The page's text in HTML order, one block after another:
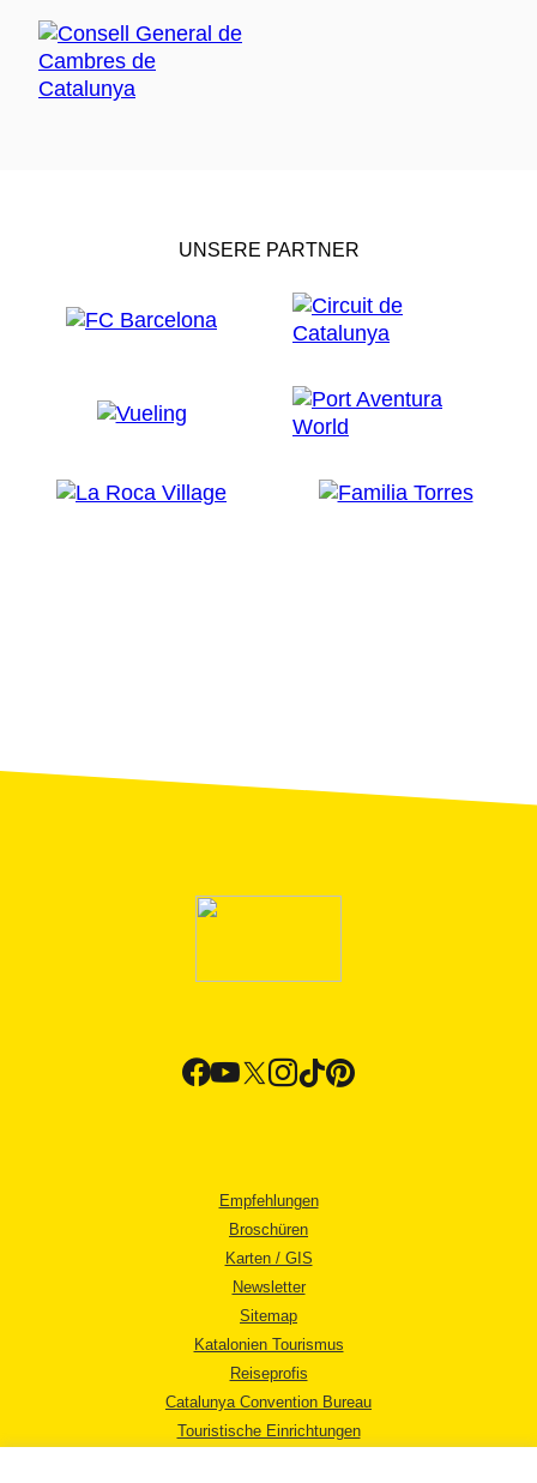
UNSERE PARTNER
Empfehlungen
Broschüren
Karten / GIS
Newsletter
Sitemap
Katalonien Tourismus
Reiseprofis
Catalunya Convention Bureau
Touristische Einrichtungen